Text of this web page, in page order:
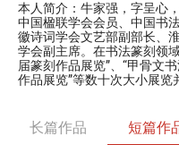
本人简介：牛家强，字呈心
中国楹联学会会员、中国书
徽诗词学会文艺部副部长、
学会副主席。在书法篆刻领
届篆刻作品展览”、“甲骨文
作品展览”等数十次大小展览
长篇作品 短篇作